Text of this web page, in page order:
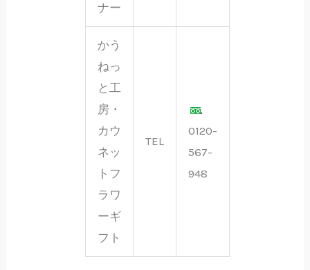
ナー
かう
ねっ
と工
房・
カウ
ネッ
トフ
ラワ
ーギ
フト
TEL
0120-
567-
948